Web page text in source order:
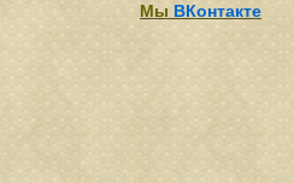
Мы ВКонтакте